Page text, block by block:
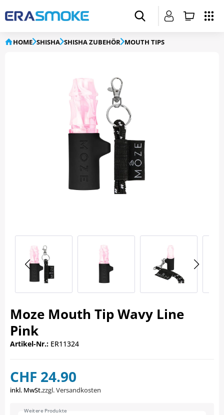
HOME SHISHA SHISHA ZUBEHÖR MOUTH TIPS
Moze Mouth Tip Wavy Line
Pink
Artikel-Nr.: ER11324
CHF 24.90
inkl. MwSt.zzgl. Versandkosten
Weitere Produkte